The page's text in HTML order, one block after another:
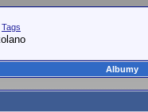
Tags
Albumy